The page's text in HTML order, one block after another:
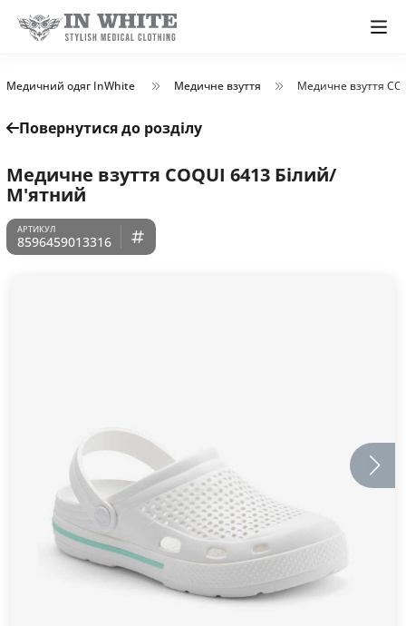
Медичний одяг InWhite Медичне взуття Медичне взуття
Повернутися до розділу
Медичне взуття COQUI 6413 Білий/
М'ятний
8596459013316